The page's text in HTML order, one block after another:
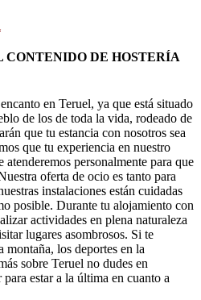
CONTENIDO DE HOSTERÍA
en Teruel, ya que está situado
de los de toda la vida, rodeado de
que tu estancia con nosotros sea
que tu experiencia en nuestro
personalmente para que
oferta de ocio es tanto para
instalaciones están cuidadas
posible. Durante tu alojamiento con
actividades en plena naturaleza
lugares asombrosos. Si te
montaña, los deportes en la
sobre Teruel no dudes en
estar a la última en cuanto a